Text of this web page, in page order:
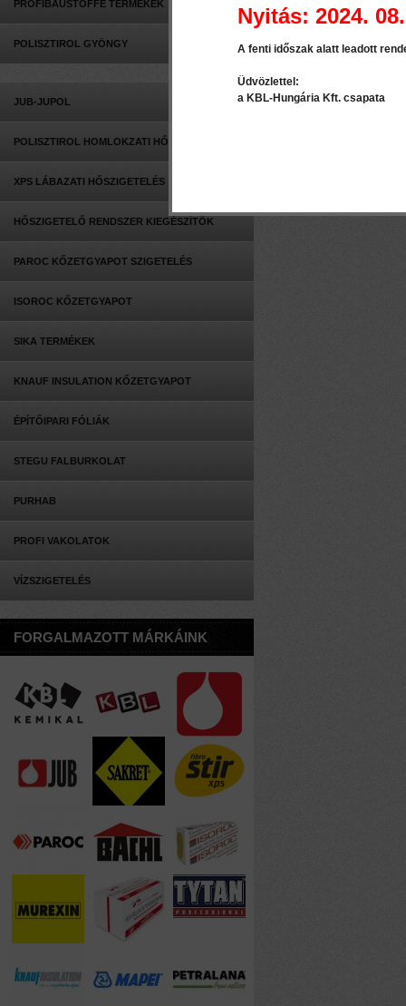
PROFIBAUSTOFFE TERMÉKEK
POLISZTIROL GYÖNGY
JUB-JUPOL
POLISZTIROL HOMLOKZATI HŐSZIGETELÉS
XPS LÁBAZATI HŐSZIGETELÉS
HŐSZIGETELŐ RENDSZER KIEGÉSZÍTŐK
PAROC KŐZETGYAPOT SZIGETELÉS
ISOROC KŐZETGYAPOT
SIKA TERMÉKEK
KNAUF INSULATION KŐZETGYAPOT
ÉPÍTŐIPARI FÓLIÁK
STEGU FALBURKOLAT
PURHAB
PROFI VAKOLATOK
VÍZSZIGETELÉS
FORGALMAZOTT MÁRKÁINK
falon
Nyitás: 2024.
A fenti időszak alatt leadott
Üdvözlettel:
a KBL-Hungária Kft. csapata